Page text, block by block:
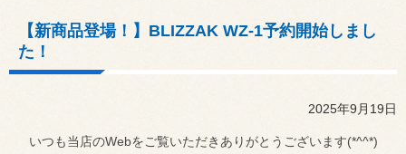
【新商品登場！】BLIZZAK WZ-1予約開始しまし
た！
2025年9月19日
いつも当店のWebをご覧いただきありがとうございます(*^^*)